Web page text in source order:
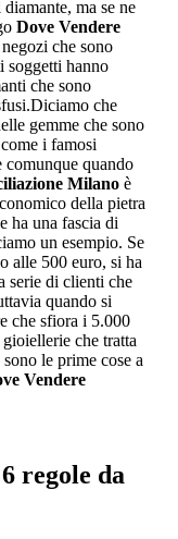
ma se ne
Dove Vendere
che sono
soggetti hanno
che sono
che
gemme che sono
i famosi
quando
Milanoè
della pietra
ha una fascia di
un esempio. Se
alle 500 euro, si ha
serie di clienti che
quando si
che sfiora i 5.000
che tratta
le prime cose a
Vendere
regole da